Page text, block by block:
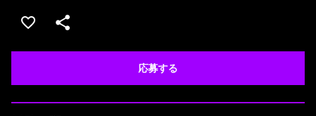
ポジションを保存する 【首都圏エリア】契約社員（給
シェア
応募する